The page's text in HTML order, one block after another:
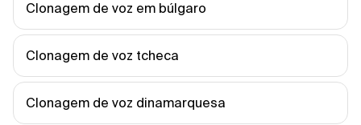
Clonagem de voz em búlgaro
Clonagem de voz tcheca
Clonagem de voz dinamarquesa